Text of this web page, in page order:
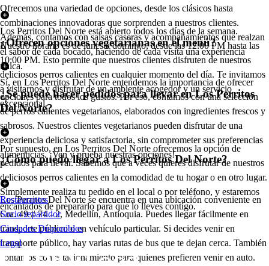
Ofrecemos una variedad de opciones, desde los clásicos hasta
combinaciones innovadoras que sorprenden a nuestros clientes.
Además, contamos con salsas caseras y acompañamientos que realzan
el sabor de cada bocado, haciendo de cada visita una experiencia
única.
Los Perritos Del Norte está abierto todos los días de la semana.
Nuestro horario es de lunes a domingo, desde las 12:00 PM hasta las
10:00 PM. Esto permite que nuestros clientes disfruten de nuestros
deliciosos perros calientes en cualquier momento del día. Te invitamos
a visitarnos y disfrutar de un ambiente acogedor y un servicio
excepcional.
¿Ofrecen opciones vegetarianas en el menú?
Sí, en Los Perritos Del Norte entendemos la importancia de ofrecer
opciones para todos los gustos. Por eso, contamos con una selección
de perros calientes vegetarianos, elaborados con ingredientes frescos y
sabrosos. Nuestros clientes vegetarianos pueden disfrutar de una
experiencia deliciosa y satisfactoria, sin comprometer sus preferencias
alimenticias. ¡Ven y prueba nuestras opciones!
¿Se puede hacer pedidos para llevar en Los Perritos
Del Norte?
Por supuesto, en Los Perritos Del Norte ofrecemos la opción de
pedidos para llevar. Sabemos que a veces quieres disfrutar de nuestros
deliciosos perros calientes en la comodidad de tu hogar o en otro lugar.
Simplemente realiza tu pedido en el local o por teléfono, y estaremos
encantados de prepararlo para que lo lleves contigo.
¿Cómo puedo llegar a Los Perritos Del Norte?
Los Perritos Del Norte se encuentra en una ubicación conveniente en
Cra. 49 # 74 - 2, Medellín, Antioquia. Puedes llegar fácilmente en
transporte público o en vehículo particular. Si decides venir en
transporte público, hay varias rutas de bus que te dejan cerca. También
contamos con estacionamiento para quienes prefieren venir en auto.
Restaurantes
Socio repartidor
Ciudades Disponibles
Legal